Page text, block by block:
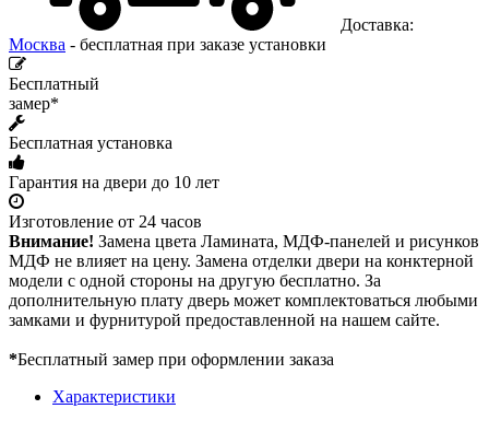
Доставка:
Москва - бесплатная при заказе установки
Бесплатный
замер*
Бесплатная установка
Гарантия на двери до 10 лет
Изготовление от 24 часов
Внимание! Замена цвета Ламината, МДФ-панелей и рисунков
МДФ не влияет на цену. Замена отделки двери на конктерной
модели с одной стороны на другую бесплатно. За
дополнительную плату дверь может комплектоваться любыми
замками и фурнитурой предоставленной на нашем сайте.
*Бесплатный замер при оформлении заказа
Характеристики